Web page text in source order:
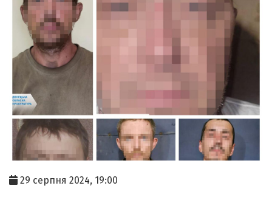
29 серпня 2024, 19:00